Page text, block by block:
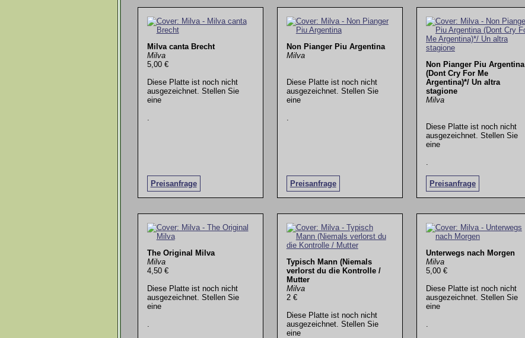
Milva canta Brecht
Milva
5,00 €
Diese Platte ist noch nicht
ausgezeichnet. Stellen Sie
eine
Preisanfrage
.
Non Pianger Piu Argentina
Milva
Diese Platte ist noch nicht
ausgezeichnet. Stellen Sie
eine
Preisanfrage
.
Non Pianger Piu Argentina
(Dont Cry For Me
Argentina)*/ Un altra
stagione
Milva
Diese Platte ist noch nicht
ausgezeichnet. Stellen Sie
eine
Preisanfrage
.
The Original Milva
Milva
4,50 €
Diese Platte ist noch nicht
ausgezeichnet. Stellen Sie
eine
Typisch Mann (Niemals
verlorst du die Kontrolle /
Mutter
Milva
2 €
Diese Platte ist noch nicht
ausgezeichnet. Stellen Sie
eine
Unterwegs nach Morgen
Milva
5,00 €
Diese Platte ist noch nicht
ausgezeichnet. Stellen Sie
eine